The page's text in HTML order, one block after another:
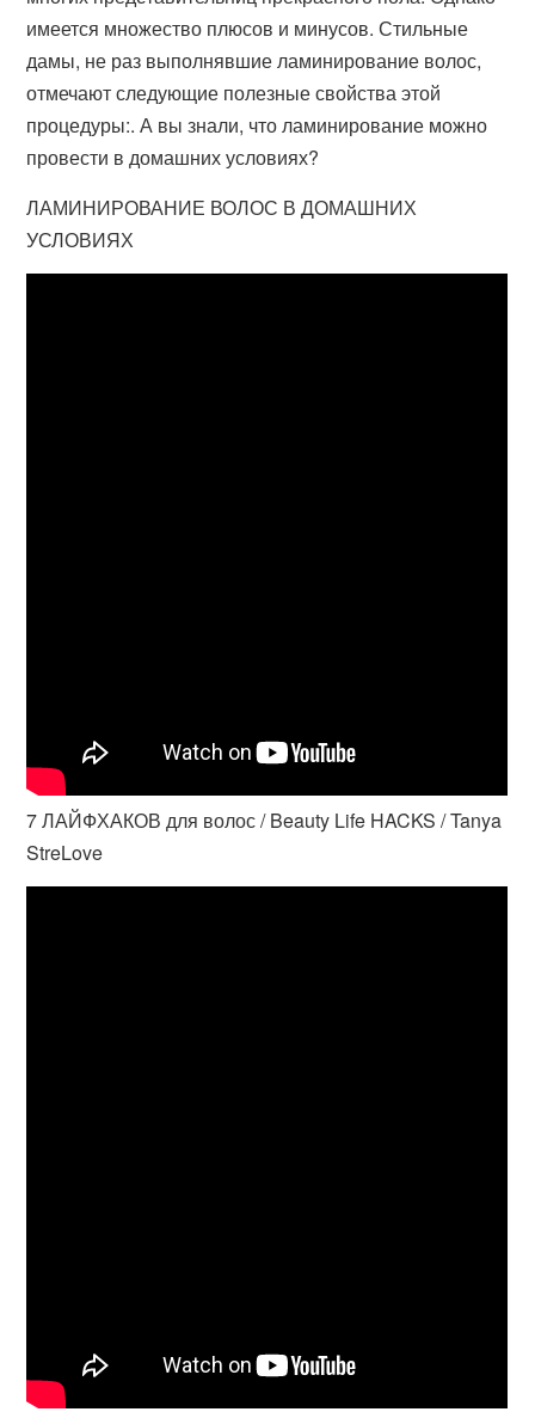
имеется множество плюсов и минусов. Стильные
дамы, не раз выполнявшие ламинирование волос,
отмечают следующие полезные свойства этой
процедуры:. А вы знали, что ламинирование можно
провести в домашних условиях?
ЛАМИНИРОВАНИЕ ВОЛОС В ДОМАШНИХ
УСЛОВИЯХ
7 ЛАЙФХАКОВ для волос / Beauty Life HACKS / Tanya
StreLove